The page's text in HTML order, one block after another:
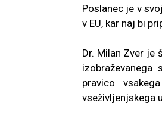
Poslanec je v
v EU, kar naj bi
Dr. Milan Zver je
izobraževanega
pravico
vseživljenjskega